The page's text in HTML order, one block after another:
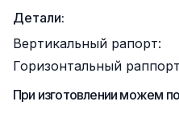
Детали:
Вертикальный рапорт:
Горизонтальный
При изготовлении можем